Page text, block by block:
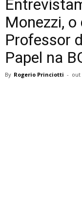
Monezzi,
Professor
Papel na
By Rogerio Princiotti - out